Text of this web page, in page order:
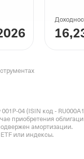
04 (ISIN код -
приобретения
или индексы.